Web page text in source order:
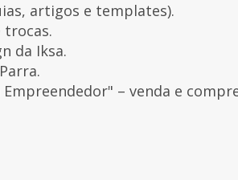
artigos e templates).
trocas.
da Iksa.
– venda e